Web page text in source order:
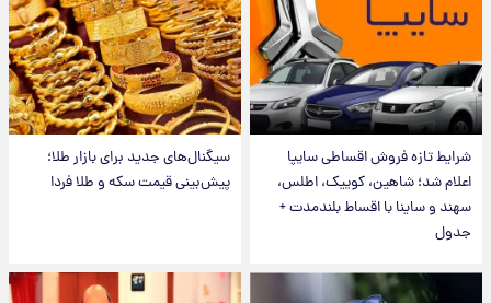
شرایط تازه فروش اقساطی سایپا
اعلام شد؛ شاهین، کوییک، اطلس،
سهند و ساینا با اقساط بلندمدت +
جدول
سیگنال‌های جدید برای بازار طلا؛
پیش‌بینی قیمت سکه و طلا فردا